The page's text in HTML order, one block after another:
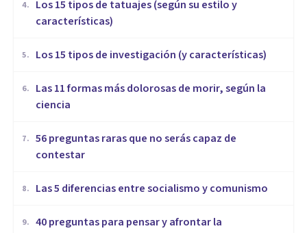
4.
Los 15 tipos de tatuajes (según su estilo y
características)
5. Los 15 tipos de investigación (y características)
6.
Las 11 formas más dolorosas de morir, según la
ciencia
7. 56 preguntas raras que no serás capaz de
contestar
8. Las 5 diferencias entre socialismo y comunismo
9. 40 preguntas para pensar y afrontar la